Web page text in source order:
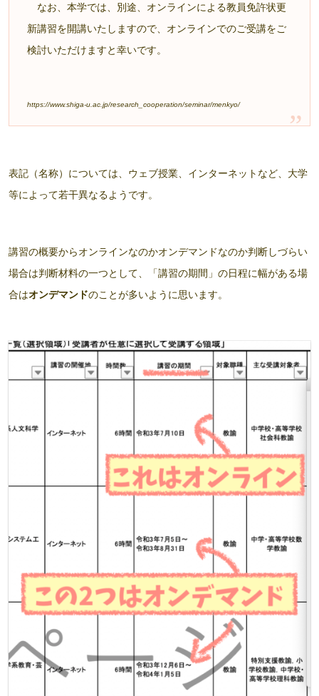
なお、本学では、別途、オンラインによる教員免許状更
新講習を開講いたしますので、オンラインでのご受講をご
検討いただけますと幸いです。
https://www.shiga-u.ac.jp/research_cooperation/seminar/menkyo/
表記（名称）については、ウェブ授業、インターネットなど、大学
等によって若干異なるようです。
講習の概要からオンラインなのかオンデマンドなのか判断しづらい
場合は判断材料の一つとして、「講習の期間」の日程に幅がある場
合はオンデマンドのことが多いように思います。